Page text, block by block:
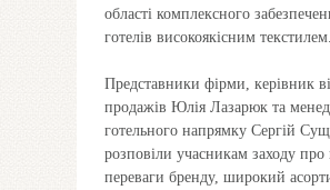
області комплексного
готелів високоякісним текстилем.
Представники фірми, керівник
продажів Юлія Лазарюк та
готельного напрямку Сергій
розповіли учасникам заходу про
переваги бренду, широкий